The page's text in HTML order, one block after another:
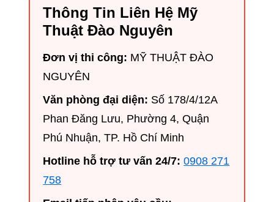
Thông Tin Liên Hệ Mỹ
Thuật Đào Nguyên
Đơn vị thi công: MỸ THUẬT ĐÀO
NGUYÊN
Văn phòng đại diện: Số 178/4/12A
Phan Đăng Lưu, Phường 4, Quận
Phú Nhuận, TP. Hồ Chí Minh
Hotline hỗ trợ tư vấn 24/7: 0908 271
758